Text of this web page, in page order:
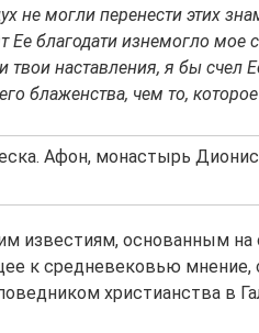
не могли перенести этих
благодати изнемогло мое
наставления, я бы счел
блаженства, чем то,
Афон, монастырь
известиям, основанным на
к средневековью мнение,
христианства в